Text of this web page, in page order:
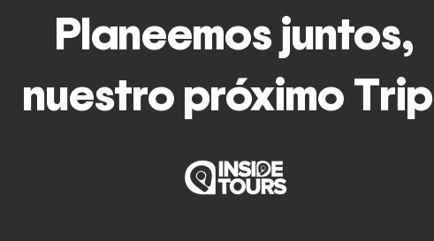
Planeemos juntos,
nuestro próximo Trip